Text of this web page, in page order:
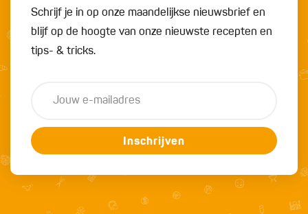
Schrijf je in op onze maandelijkse nieuwsbrief en
blijf op de hoogte van onze nieuwste recepten en
tips- & tricks.
Inschrijven